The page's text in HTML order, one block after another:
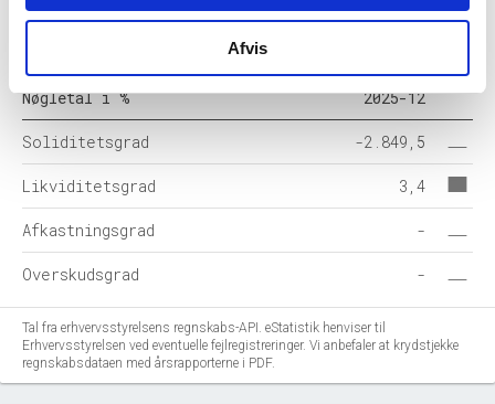
Afvis
Nøgletal i % 2025-12
Soliditetsgrad -2.849,5
Likviditetsgrad 3,4
Afkastningsgrad -
Overskudsgrad -
Tal fra erhvervsstyrelsens regnskabs-API. eStatistik henviser til
Erhvervsstyrelsen ved eventuelle fejlregistreringer. Vi anbefaler at krydstjekke
regnskabsdataen med årsrapporterne i PDF.